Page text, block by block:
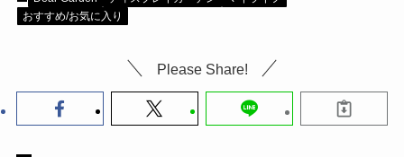
おすすめ/お気に入り
Please Share!